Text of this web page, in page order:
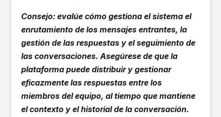
Consejo: evalúe cómo gestiona el sistema el
enrutamiento de los mensajes entrantes, la
gestión de las respuestas y el seguimiento de
las conversaciones. Asegúrese de que la
plataforma puede distribuir y gestionar
eficazmente las respuestas entre los
miembros del equipo, al tiempo que mantiene
el contexto y el historial de la conversación.